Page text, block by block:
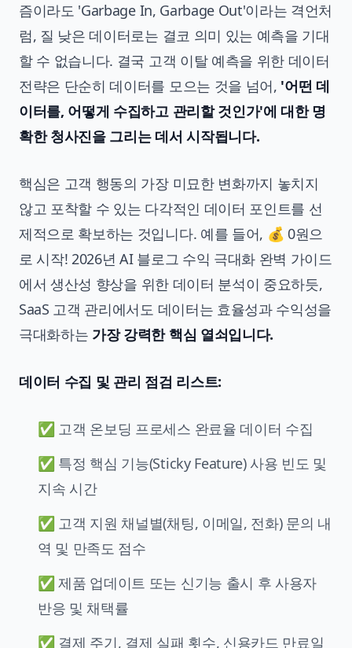
즘이라도 'Garbage In, Garbage Out'이라는 격언처
럼, 질 낮은 데이터로는 결코 의미 있는 예측을 기대
할 수 없습니다. 결국 고객 이탈 예측을 위한 데이터
전략은 단순히 데이터를 모으는 것을 넘어, '어떤 데
이터를, 어떻게 수집하고 관리할 것인가'에 대한 명
확한 청사진을 그리는 데서 시작됩니다.
핵심은 고객 행동의 가장 미묘한 변화까지 놓치지
않고 포착할 수 있는 다각적인 데이터 포인트를 선
제적으로 확보하는 것입니다. 예를 들어, 💰 0원으
로 시작! 2026년 AI 블로그 수익 극대화 완벽 가이드
에서생산성 향상을 위한 데이터 분석이 중요하듯,
SaaS 고객 관리에서도 데이터는 효율성과 수익성을
극대화하는 가장 강력한 핵심 열쇠입니다.
데이터 수집 및 관리 점검 리스트:
✅ 고객 온보딩 프로세스 완료율 데이터 수집
✅ 특정 핵심 기능(Sticky Feature) 사용 빈도 및
지속 시간
✅ 고객 지원 채널별(채팅, 이메일, 전화) 문의 내
역 및 만족도 점수
✅ 제품 업데이트 또는 신기능 출시 후 사용자
반응 및 채택률
✅ 결제 주기, 결제 실패 횟수, 신용카드 만료일